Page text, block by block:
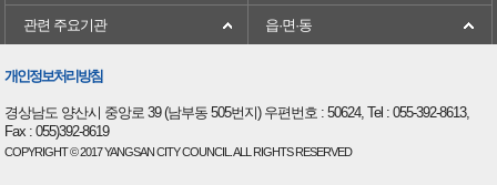
관련 주요기관 읍·면·동
개인정보처리방침
경상남도 양산시 중앙로 39 (남부동 505번지) 우편번호 : 50624, Tel : 055-392-8613,
Fax : 055)392-8619
COPYRIGHT © 2017 YANGSAN CITY COUNCIL. ALL RIGHTS RESERVED